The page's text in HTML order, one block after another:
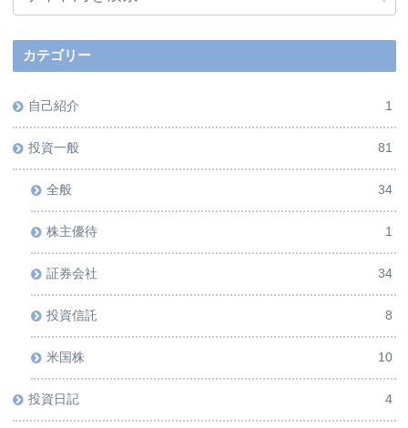
カテゴリー
自己紹介 1
投資一般 81
全般 34
株主優待 1
証券会社 34
投資信託 8
米国株 10
投資日記 4